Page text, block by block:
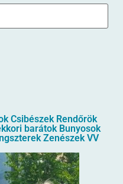
Csibészek Rendőrök
barátok Bunyosok
Zenészek VV